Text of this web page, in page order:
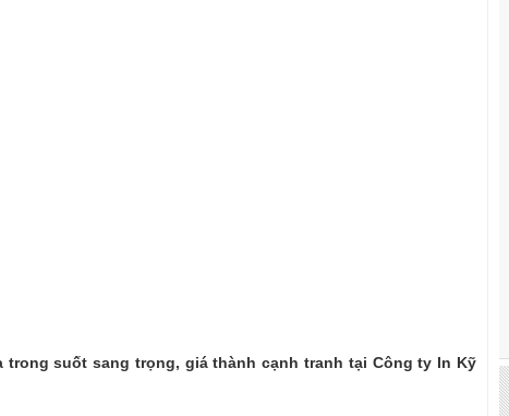
trong suốt sang trọng, giá thành cạnh tranh tại Công ty In Kỹ